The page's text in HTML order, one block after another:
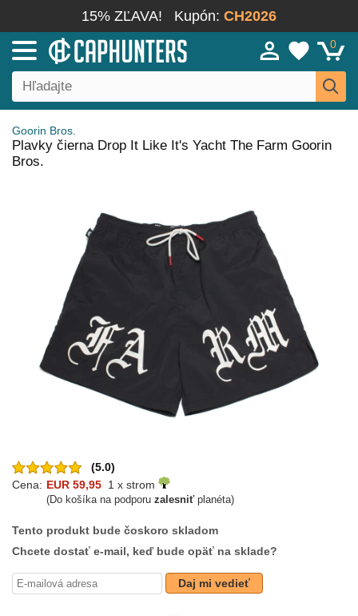
15% ZĽAVA! Kupón: CH2026
0
Goorin Bros.
Plavky čierna Drop It Like It's Yacht The Farm Goorin
Bros.
(5.0)
Cena: EUR 59,95 1 x strom
(Do košíka na podporu zalesniťplanéta)
Tento produkt bude čoskoro skladom
Chcete dostať e-mail, keď bude opäť na sklade?
Daj mi vedieť